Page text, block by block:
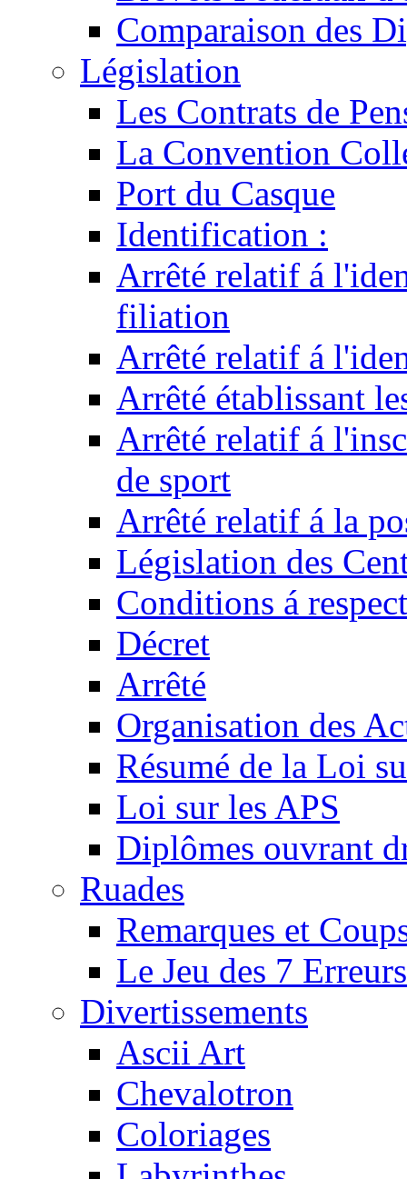
Comparaison des
Législation
Les Contrats de
La Convention
Port du Casque
Identification :
Arrêté relatif á
filiation
Arrêté relatif á
Arrêté établissant
Arrêté relatif á
de sport
Arrêté relatif á la
Législation des
Conditions á
Décret
Arrêté
Organisation des
Résumé de la Loi
Loi sur les APS
Diplômes ouvrant
Ruades
Remarques et
Le Jeu des 7 Erreurs
Divertissements
Ascii Art
Chevalotron
Coloriages